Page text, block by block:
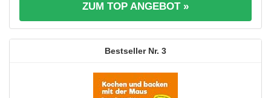
ZUM TOP ANGEBOT »
3